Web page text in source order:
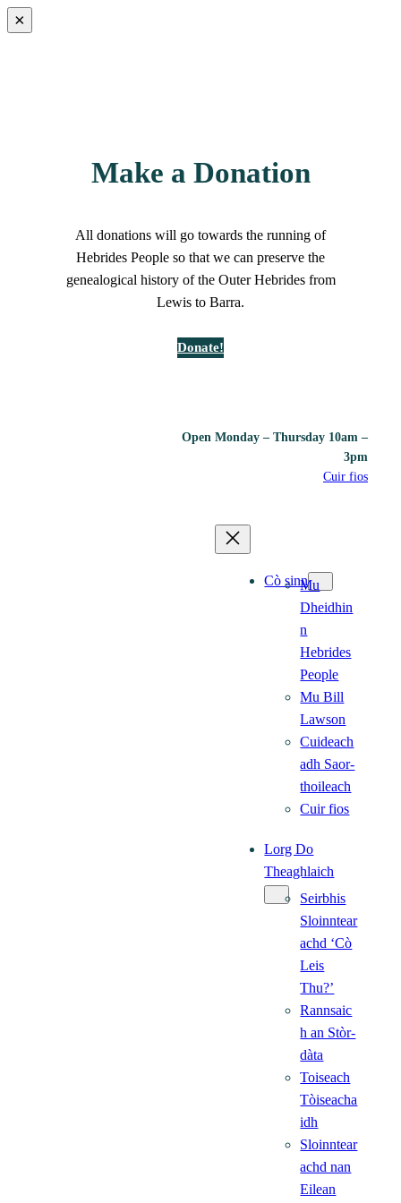
×
Make a Donation
All donations will go towards the running of
Hebrides People so that we can preserve the
genealogical history of the Outer Hebrides from
Lewis to Barra.
Donate!
Open Monday – Thursday 10am –
3pm
Cuir fios
Cò sinnMu
Dheidhin
n
Hebrides
People
Mu Bill
Lawson
Cuideach
adh Saor-
thoileach
Cuir fios
Lorg Do
Theaghlaich
Seirbhis
Sloinntear
achd ‘Cò
Leis
Thu?’
Rannsaic
h an Stòr-
dàta
Toiseach
Tòiseacha
idh
Sloinntear
achd nan
Eilean